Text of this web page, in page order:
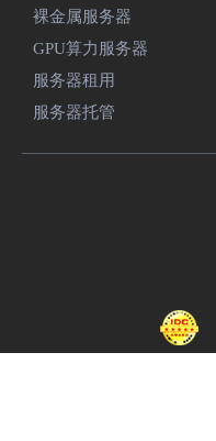
裸金属服务器
GPU算力服务器
服务器租用
服务器托管